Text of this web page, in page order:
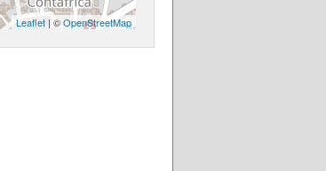
Leaflet | ©OpenStreetMap